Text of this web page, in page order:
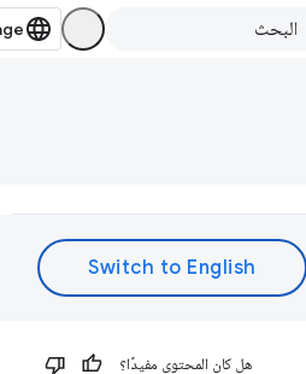
هل كان المحتوى مفيدًا؟